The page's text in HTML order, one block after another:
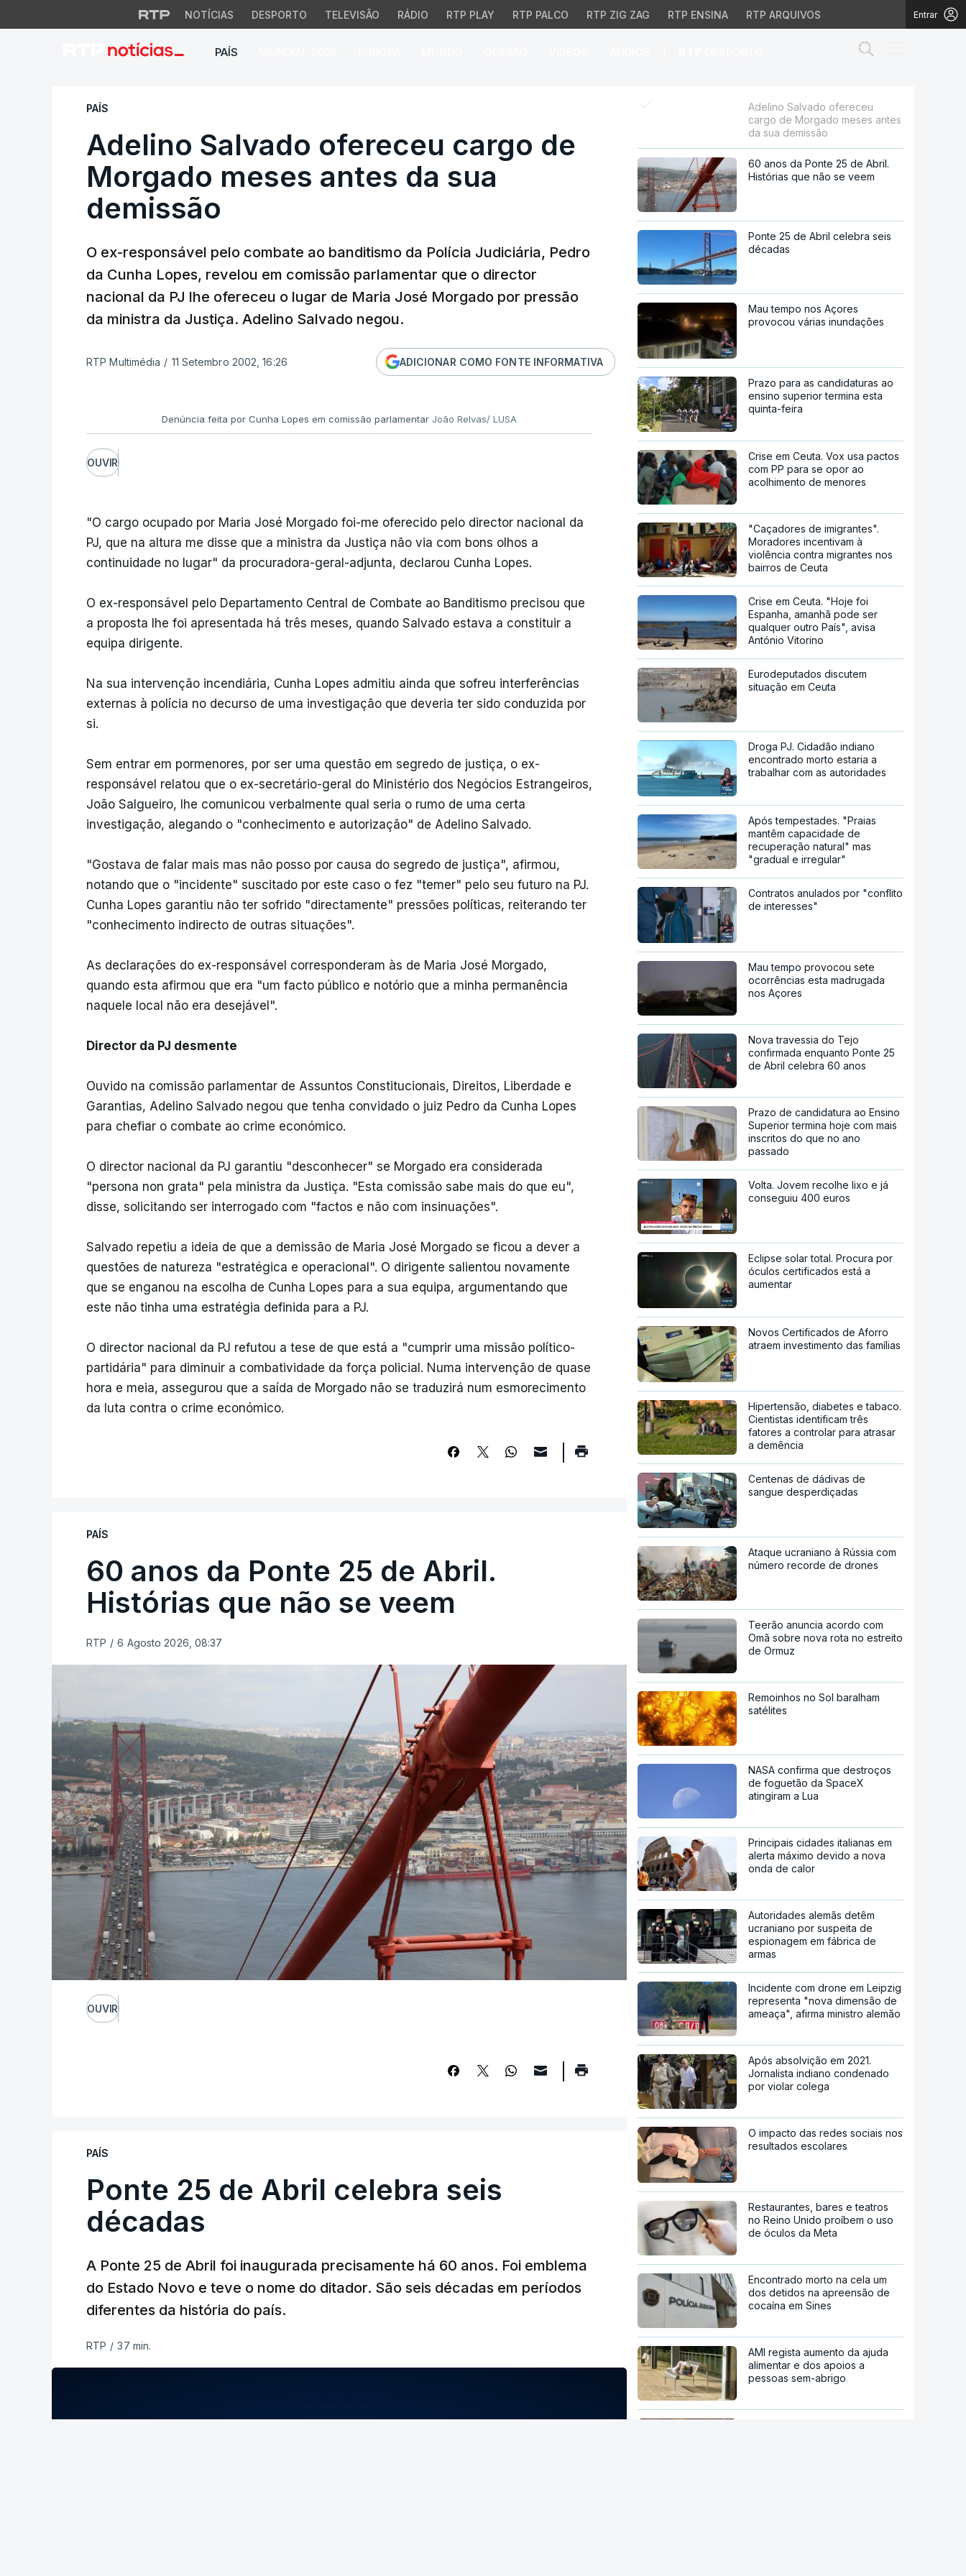
NOTÍCIAS DESPORTO TELEVISÃO RÁDIO RTP PLAY RTP PALCO RTP ZIG ZAG RTP ENSINA RTP ARQUIVOS Entrar
PAÍS
Adelino Salvado ofereceu cargo de Morgado meses antes da
PAÍS
Adelino Salvado ofereceu cargo de
Morgado meses antes da sua
demissão
O ex-responsável pelo combate ao banditismo da Polícia Judiciária, Pedro
da Cunha Lopes, revelou em comissão parlamentar que o director
nacional da PJ lhe ofereceu o lugar de Maria José Morgado por pressão
da ministra da Justiça. Adelino Salvado negou.
RTP Multimédia / 11 Setembro 2002, 16:26 ADICIONAR COMO FONTE INFORMATIVA
Denúncia feita por Cunha Lopes em comissão parlamentar João Relvas/ LUSA
OUVIR
"O cargo ocupado por Maria José Morgado foi-me oferecido pelo director nacional da
PJ, que na altura me disse que a ministra da Justiça não via com bons olhos a
continuidade no lugar" da procuradora-geral-adjunta, declarou Cunha Lopes.
O ex-responsável pelo Departamento Central de Combate ao Banditismo precisou que
a proposta lhe foi apresentada há três meses, quando Salvado estava a constituir a
equipa dirigente.
Na sua intervenção incendiária, Cunha Lopes admitiu ainda que sofreu interferências
externas à polícia no decurso de uma investigação que deveria ter sido conduzida por
si.
Sem entrar em pormenores, por ser uma questão em segredo de justiça, o ex-
responsável relatou que o ex-secretário-geral do Ministério dos Negócios Estrangeiros,
João Salgueiro, lhe comunicou verbalmente qual seria o rumo de uma certa
investigação, alegando o "conhecimento e autorização" de Adelino Salvado.
"Gostava de falar mais mas não posso por causa do segredo de justiça", afirmou,
notando que o "incidente" suscitado por este caso o fez "temer" pelo seu futuro na PJ.
Cunha Lopes garantiu não ter sofrido "directamente" pressões políticas, reiterando ter
"conhecimento indirecto de outras situações".
As declarações do ex-responsável corresponderam às de Maria José Morgado,
quando esta afirmou que era "um facto público e notório que a minha permanência
naquele local não era desejável".
Director da PJ desmente
Ouvido na comissão parlamentar de Assuntos Constitucionais, Direitos, Liberdade e
Garantias, Adelino Salvado negou que tenha convidado o juiz Pedro da Cunha Lopes
para chefiar o combate ao crime económico.
O director nacional da PJ garantiu "desconhecer" se Morgado era considerada
"persona non grata" pela ministra da Justiça. "Esta comissão sabe mais do que eu",
disse, solicitando ser interrogado com "factos e não com insinuações".
Salvado repetiu a ideia de que a demissão de Maria José Morgado se ficou a dever a
questões de natureza "estratégica e operacional". O dirigente salientou novamente
que se enganou na escolha de Cunha Lopes para a sua equipa, argumentando que
este não tinha uma estratégia definida para a PJ.
O director nacional da PJ refutou a tese de que está a "cumprir uma missão político-
partidária" para diminuir a combatividade da força policial. Numa intervenção de quase
hora e meia, assegurou que a saída de Morgado não se traduzirá num esmorecimento
da luta contra o crime económico.
PAÍS
60 anos da Ponte 25 de Abril.
Histórias que não se veem
RTP / 6 Agosto 2026, 08:37
OUVIR
PAÍS
Ponte 25 de Abril celebra seis
décadas
A Ponte 25 de Abril foi inaugurada precisamente há 60 anos. Foi emblema
do Estado Novo e teve o nome do ditador. São seis décadas em períodos
diferentes da história do país.
RTP / 37 min.
Adelino Salvado ofereceu
cargo de Morgado meses antes
da sua demissão
60 anos da Ponte 25 de Abril.
Histórias que não se veem
Ponte 25 de Abril celebra seis
décadas
Mau tempo nos Açores
provocou várias inundações
Prazo para as candidaturas ao
ensino superior termina esta
quinta-feira
Crise em Ceuta. Vox usa pactos
com PP para se opor ao
acolhimento de menores
"Caçadores de imigrantes".
Moradores incentivam à
violência contra migrantes nos
bairros de Ceuta
Crise em Ceuta. "Hoje foi
Espanha, amanhã pode ser
qualquer outro País", avisa
António Vitorino
Eurodeputados discutem
situação em Ceuta
Droga PJ. Cidadão indiano
encontrado morto estaria a
trabalhar com as autoridades
Após tempestades. "Praias
mantêm capacidade de
recuperação natural" mas
"gradual e irregular"
Contratos anulados por "conflito
de interesses"
Mau tempo provocou sete
ocorrências esta madrugada
nos Açores
Nova travessia do Tejo
confirmada enquanto Ponte 25
de Abril celebra 60 anos
Prazo de candidatura ao Ensino
Superior termina hoje com mais
inscritos do que no ano
passado
Volta. Jovem recolhe lixo e já
conseguiu 400 euros
Eclipse solar total. Procura por
óculos certificados está a
aumentar
Novos Certificados de Aforro
atraem investimento das famílias
Hipertensão, diabetes e tabaco.
Cientistas identificam três
fatores a controlar para atrasar
a demência
Centenas de dádivas de
sangue desperdiçadas
Ataque ucraniano à Rússia com
número recorde de drones
Teerão anuncia acordo com
Omã sobre nova rota no estreito
de Ormuz
Remoinhos no Sol baralham
satélites
NASA confirma que destroços
de foguetão da SpaceX
atingiram a Lua
Principais cidades italianas em
alerta máximo devido a nova
onda de calor
Autoridades alemãs detêm
ucraniano por suspeita de
espionagem em fábrica de
armas
Incidente com drone em Leipzig
representa "nova dimensão de
ameaça", afirma ministro alemão
Após absolvição em 2021.
Jornalista indiano condenado
por violar colega
O impacto das redes sociais nos
resultados escolares
Restaurantes, bares e teatros
no Reino Unido proíbem o uso
de óculos da Meta
Encontrado morto na cela um
dos detidos na apreensão de
cocaína em Sines
AMI regista aumento da ajuda
alimentar e dos apoios a
pessoas sem-abrigo